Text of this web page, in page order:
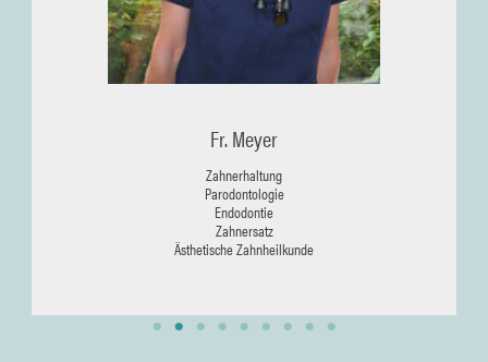
S. Pfau
Dentalhygienikerin
Parodontologie
Prophylaxe